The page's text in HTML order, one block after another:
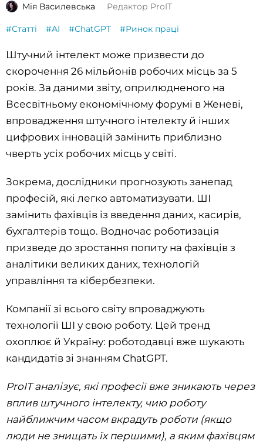
Мія Василевська
Редактор ProIT
#Статті #AI #ChatGPT #Ринок праці
Штучний інтелект може призвести до
скорочення 26 мільйонів робочих місць за 5
років. За даними звіту, оприлюдненого на
Всесвітньому економічному форумі в Женеві,
впровадження штучного інтелекту й інших
цифрових інновацій замінить приблизно
чверть усіх робочих місць у світі.
Зокрема, дослідники прогнозують занепад
професій, які легко автоматизувати. ШІ
замінить фахівців із введення даних, касирів,
бухгалтерів тощо. Водночас роботизація
призведе до зростання попиту на фахівців з
аналітики великих даних, технологій
управління та кібербезпеки.
Компанії зі всього світу впроваджують
технології ШІ у свою роботу. Цей тренд
охоплює й Україну: роботодавці вже шукають
кандидатів зі знанням ChatGPT.
ProIT аналізує, які професії вже зникають через
вплив штучного інтелекту, чию роботу
найближчим часом вкрадуть роботи (якщо
люди не знищать їх першими), а яким фахівцям